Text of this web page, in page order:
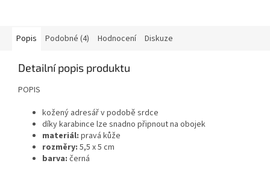
Popis Podobné (4) Hodnocení Diskuze
Detailní popis produktu
POPIS
kožený adresář v podobě srdce
díky karabince lze snadno připnout na obojek
materiál: pravá kůže
rozměry: 5,5 x 5 cm
barva: černá